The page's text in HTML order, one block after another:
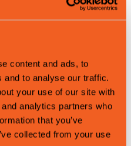
content and ads, to
and to analyse our traffic.
your use of our site with
analytics partners who
that you’ve
collected from your use
|©OpenStreetMapcontributors